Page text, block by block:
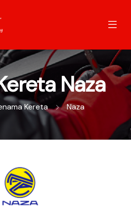
Naza
Kereta Naza